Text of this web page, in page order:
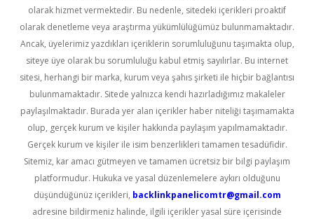
olarak hizmet vermektedir. Bu nedenle, sitedeki içerikleri proaktif
olarak denetleme veya araştırma yükümlülüğümüz bulunmamaktadır.
Ancak, üyelerimiz yazdıkları içeriklerin sorumluluğunu taşımakta olup,
siteye üye olarak bu sorumluluğu kabul etmiş sayılırlar. Bu internet
sitesi, herhangi bir marka, kurum veya şahıs şirketi ile hiçbir bağlantısı
bulunmamaktadır. Sitede yalnızca kendi hazırladığımız makaleler
paylaşılmaktadır. Burada yer alan içerikler haber niteliği taşımamakta
olup, gerçek kurum ve kişiler hakkında paylaşım yapılmamaktadır.
Gerçek kurum ve kişiler ile isim benzerlikleri tamamen tesadüfidir.
Sitemiz, kar amacı gütmeyen ve tamamen ücretsiz bir bilgi paylaşım
platformudur. Hukuka ve yasal düzenlemelere aykırı olduğunu
düşündüğünüz içerikleri, backlinkpanelicomtr@gmail.com
adresine bildirmeniz halinde, ilgili içerikler yasal süre içerisinde